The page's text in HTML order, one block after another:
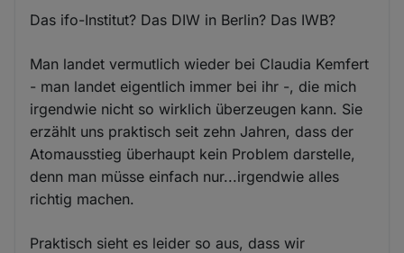
Das ifo-Institut? Das DIW in Berlin? Das IWB?
Man landet vermutlich wieder bei Claudia Kemfert
- man landet eigentlich immer bei ihr -, die mich
irgendwie nicht so wirklich überzeugen kann. Sie
erzählt uns praktisch seit zehn Jahren, dass der
Atomausstieg überhaupt kein Problem darstelle,
denn man müsse einfach nur...irgendwie alles
richtig machen.
Praktisch sieht es leider so aus, dass wir